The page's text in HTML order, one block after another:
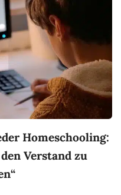
Homeschooling:
Verstand zu